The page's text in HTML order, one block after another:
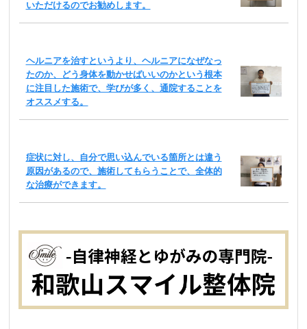
いただけるのでお勧めします。
ヘルニアを治すというより、ヘルニアになぜなっ
たのか、どう身体を動かせばいいのかという根本
に注目した施術で、学びが多く、通院することを
オススメする。
症状に対し、自分で思い込んでいる箇所とは違う
原因があるので、施術してもらうことで、全体的
な治療ができます。